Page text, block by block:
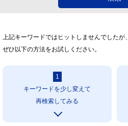
上記キーワードではヒットしませんでしたが、
ぜひ以下の方法をお試しください。
1
キーワードを少し変えて
再検索してみる